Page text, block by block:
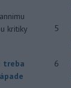
kritiky
treba
5
6